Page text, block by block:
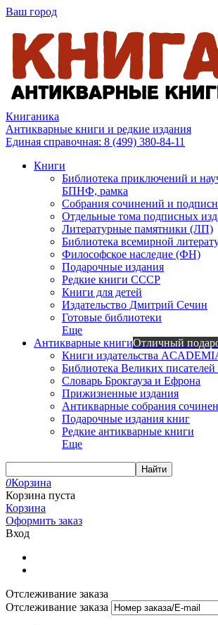
Ваш город
Книганика
Антикварные книги и редкие издания
Единая справочная: 8 (499) 380-84-11
Книги
Библиотека приключений и
БПНФ, рамка
Собрания сочинений и
Отдельные тома подписных
Литературные памятники (ЛП)
Библиотека всемирной
Философское наследие (ФН)
Подарочные издания
Редкие книги СССР
Книги для детей
Издательство Дмитрий Сечин
Готовые библиотеки
Еще
Антикварные книгиОтличный
Книги издательства
Библиотека Великих писателей
Словарь Брокгауза и Ефрона
Прижизненные издания
Антикварные собрания
Подарочные издания книг
Редкие антикварные книги
Еще
Найти
0Корзина
Корзина пуста
Корзина
Оформить заказ
Вход
Отслеживание заказа
Отслеживание заказа